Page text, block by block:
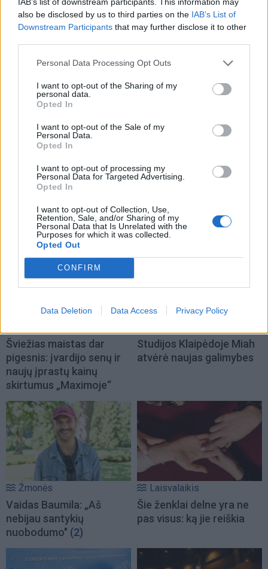
also be disclosed by us to third parties on the IAB’s List of
Downstream Participants that may further disclose it to other
Personal Data Processing Opt Outs
I want to opt-out of the Sharing of my
personal data.
Opted In
I want to opt-out of the Sale of my
Personal Data.
Opted In
I want to opt-out of processing my
Personal Data for Targeted Advertising.
Opted In
I want to opt-out of Collection, Use,
Retention, Sale, and/or Sharing of my
Personal Data that Is Unrelated with the
Purposes for which it was collected.
Opted Out
CONFIRM
Data Deletion Data Access Privacy Policy
TAIP PAT SKAITYKITE
Žmonės
„Zombė Angelina Jolie“
sukūrė savo šiurpinantį
įvaizdį
Kultūra
Aušra Butkevičienė:
darbas, o kur - pomėgis
Šviežias maistas dar
pigesnis: įvardijo senų ir
naujų įprastų kainų
skirtumus „Maximoje“
Studijos Klaipėdoje Miah
atvėrė naujas galimybes
Žmonės
Vaidas Baumila: „Aš
nebijau santykių
nuobodumo" (2)
Laisvalaikis
Šie ženklai delne yra ne
pas visus: ką jie reiškia